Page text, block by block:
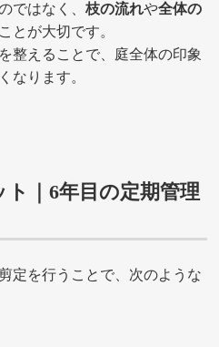
ではなく、枝の流れや全体の
とが大切です。
整えることで、庭全体の印象
なります。
ト｜6年目の定期管理
定を行うことで、次のような